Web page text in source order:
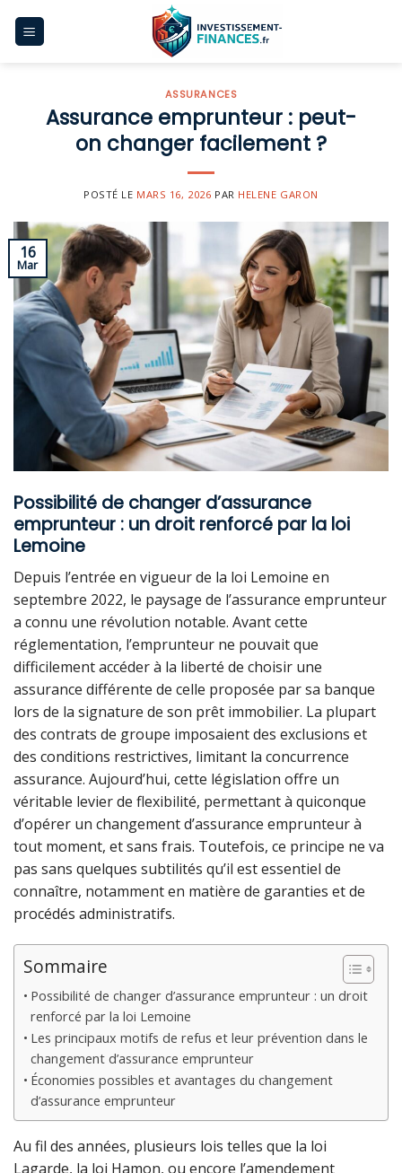
ASSURANCES
Assurance emprunteur : peut-
on changer facilement ?
POSTÉ LE MARS 16, 2026 PAR HELENE GARON
16
Mar
Possibilité de changer d’assurance
emprunteur : un droit renforcé par la loi
Lemoine
Depuis l’entrée en vigueur de la loi Lemoine en
septembre 2022, le paysage de l’assurance emprunteur
a connu une révolution notable. Avant cette
réglementation, l’emprunteur ne pouvait que
difficilement accéder à la liberté de choisir une
assurance différente de celle proposée par sa banque
lors de la signature de son prêt immobilier. La plupart
des contrats de groupe imposaient des exclusions et
des conditions restrictives, limitant la concurrence
assurance. Aujourd’hui, cette législation offre un
véritable levier de flexibilité, permettant à quiconque
d’opérer un changement d’assurance emprunteur à
tout moment, et sans frais. Toutefois, ce principe ne va
pas sans quelques subtilités qu’il est essentiel de
connaître, notamment en matière de garanties et de
procédés administratifs.
Sommaire
Possibilité de changer d’assurance emprunteur : un droit
renforcé par la loi Lemoine
Les principaux motifs de refus et leur prévention dans le
changement d’assurance emprunteur
Économies possibles et avantages du changement
d’assurance emprunteur
Au fil des années, plusieurs lois telles que la loi
Lagarde, la loi Hamon, ou encore l’amendement